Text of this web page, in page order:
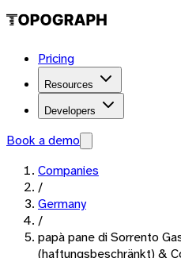
Pricing
Resources
Developers
Book a demo
Companies
/
Germany
/
papà pane di Sorrento
(haftungsbeschränkt) &